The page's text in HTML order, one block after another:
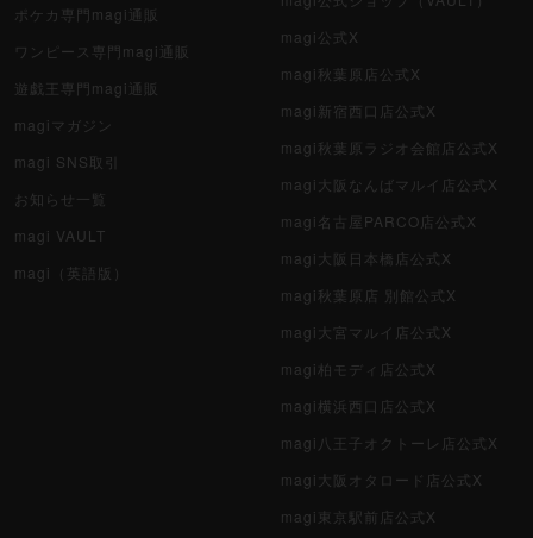
ポケカ専門magi通販
ワンピース専門magi通販
遊戯王専門magi通販
magiマガジン
magi SNS取引
お知らせ一覧
magi VAULT
magi（英語版）
magi公式X
magi秋葉原店公式X
magi新宿西口店公式X
magi秋葉原ラジオ会館店公式X
magi大阪なんばマルイ店公式X
magi名古屋PARCO店公式X
magi大阪日本橋店公式X
magi秋葉原店 別館公式X
magi大宮マルイ店公式X
magi柏モディ店公式X
magi横浜西口店公式X
magi八王子オクトーレ店公式X
magi大阪オタロード店公式X
magi東京駅前店公式X